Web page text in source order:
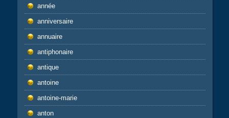
année
anniversaire
annuaire
antiphonaire
antique
antoine
antoine-marie
anton